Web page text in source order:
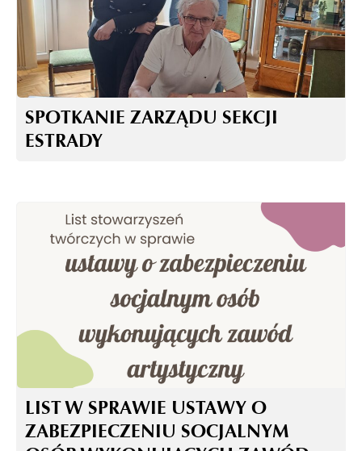
SPOTKANIE ZARZĄDU SEKCJI
ESTRADY
LIST W SPRAWIE USTAWY O
ZABEZPIECZENIU SOCJALNYM